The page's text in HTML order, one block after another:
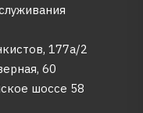
177а/2
60
шоссе 58